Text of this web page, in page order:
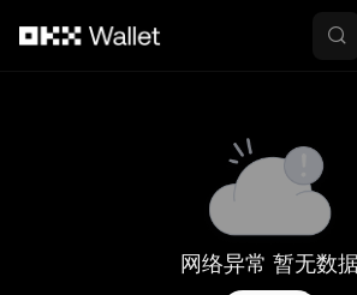
网络异常 暂无数